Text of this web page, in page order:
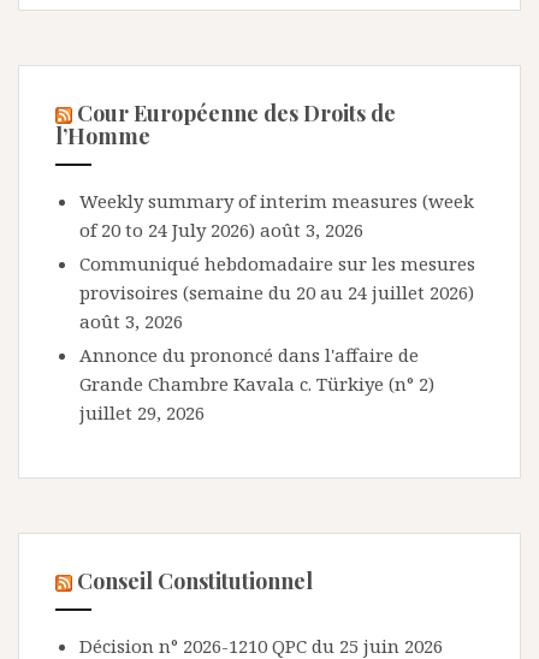
Cour Européenne des Droits de
l’Homme
Weekly summary of interim measures (week
of 20 to 24 July 2026) août 3, 2026
Communiqué hebdomadaire sur les mesures
provisoires (semaine du 20 au 24 juillet 2026)
août 3, 2026
Annonce du prononcé dans l'affaire de
Grande Chambre Kavala c. Türkiye (n° 2)
juillet 29, 2026
Conseil Constitutionnel
Décision n° 2026-1210 QPC du 25 juin 2026